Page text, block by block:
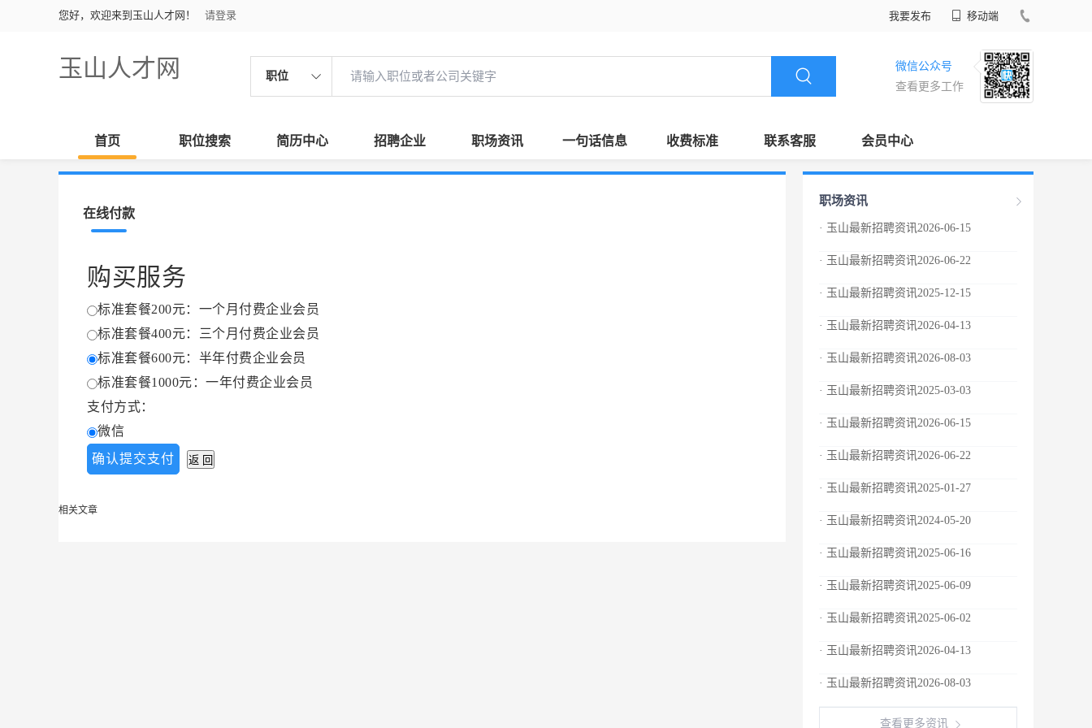
您好，欢迎来到玉山人才网！ 请登录 我要发布 移动端
玉山人才网 职位
微信公众号
查看更多工作
首页 职位搜索 简历中心 招聘企业 职场资讯 一句话信息 收费标准 联系客服 会员中心
在线付款
购买服务
标准套餐200元：一个月付费企业会员
标准套餐400元：三个月付费企业会员
标准套餐600元：半年付费企业会员
标准套餐1000元：一年付费企业会员
支付方式：
微信
相关文章
职场资讯
· 玉山最新招聘资讯2026-06-15
· 玉山最新招聘资讯2026-06-22
· 玉山最新招聘资讯2025-12-15
· 玉山最新招聘资讯2026-04-13
· 玉山最新招聘资讯2026-08-03
· 玉山最新招聘资讯2025-03-03
· 玉山最新招聘资讯2026-06-15
· 玉山最新招聘资讯2026-06-22
· 玉山最新招聘资讯2025-01-27
· 玉山最新招聘资讯2024-05-20
· 玉山最新招聘资讯2025-06-16
· 玉山最新招聘资讯2025-06-09
· 玉山最新招聘资讯2025-06-02
· 玉山最新招聘资讯2026-04-13
· 玉山最新招聘资讯2026-08-03
查看更多资讯